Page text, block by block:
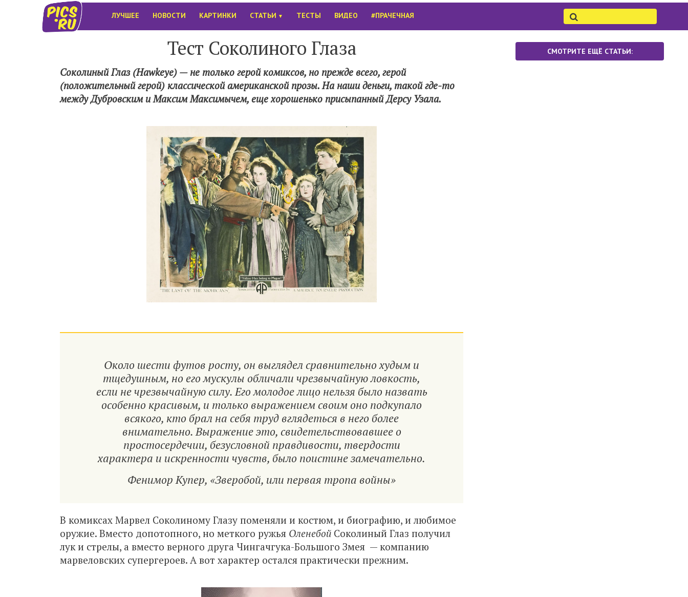
ЛУЧШЕЕ НОВОСТИ КАРТИНКИ СТАТЬИ ▼ ТЕСТЫ ВИДЕО #ПРАЧЕЧНАЯ
Тест Соколиного Глаза
Соколиный Глаз (Hawkeye) — не только герой комиксов, но прежде всего, герой
(положительный герой) классической американской прозы. На наши деньги, такой где-то
между Дубровским и Максим Максимычем, еще хорошенько присыпанный Дерсу Узала.
Около шести футов росту, он выглядел сравнительно худым и
тщедушным, но его мускулы обличали чрезвычайную ловкость,
если не чрезвычайную силу. Его молодое лицо нельзя было назвать
особенно красивым, и только выражением своим оно подкупало
всякого, кто брал на себя труд вглядеться в него более
внимательно. Выражение это, свидетельствовавшее о
простосердечии, безусловной правдивости, твердости
характера и искренности чувств, было поистине замечательно.
Фенимор Купер, «Зверобой, или первая тропа войны»
В комиксах Марвел Соколиному Глазу поменяли и костюм, и биографию, и любимое
оружие. Вместо допотопного, но меткого ружья Оленебой Соколиный Глаз получил
лук и стрелы, а вместо верного друга Чингачгука-Большого Змея — компанию
марвеловских супергероев. А вот характер остался практически прежним.
СМОТРИТЕ ЕЩЁ СТАТЬИ: